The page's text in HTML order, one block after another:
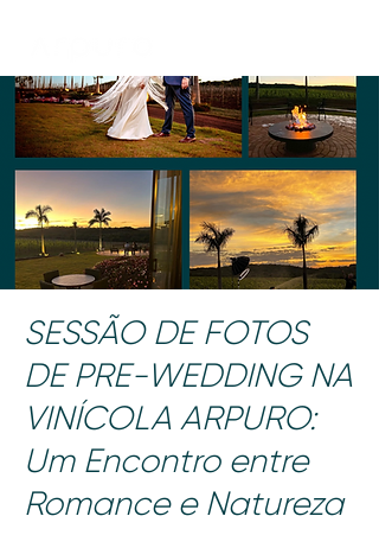
SESSÃO DE FOTOS
DE PRE-WEDDING NA
VINÍCOLA ARPURO:
Um Encontro entre
Romance e Natureza